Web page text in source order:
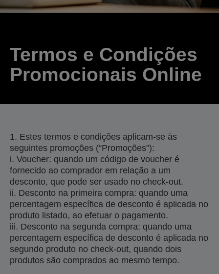
Termos e Condições
Promocionais Online
1. Estes termos e condições aplicam-se às
seguintes promoções (“Promoções”):
i. Voucher: quando um código de voucher é
fornecido ao comprador em relação a um
desconto, que pode ser usado no check-out.
ii. Desconto na primeira compra: quando uma
percentagem específica de desconto é aplicada no
produto listado, ao efetuar o pagamento.
iii. Desconto na segunda compra: quando uma
percentagem específica de desconto é aplicada no
segundo produto no check-out, quando dois
produtos são comprados ao mesmo tempo.